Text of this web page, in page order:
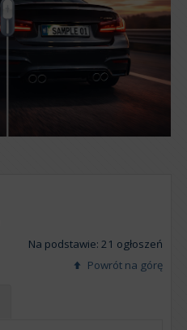
Na podstawie: 21 ogłoszeń
Powrót na górę